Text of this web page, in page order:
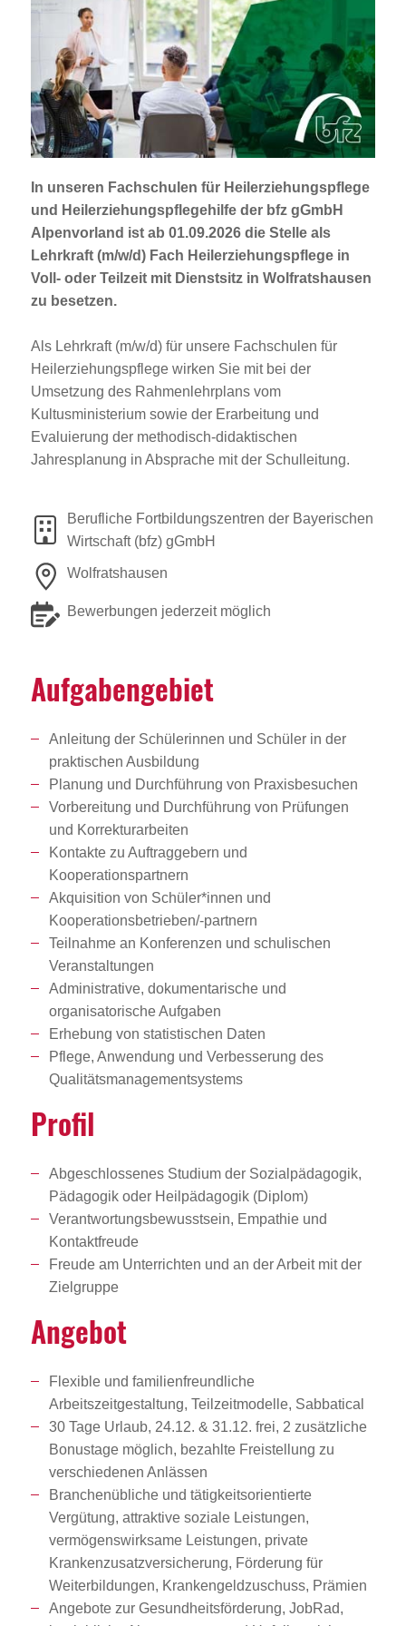
Jobportal
Presse und Medien
bbw e. V.
Karriere
Presse
News Archiv
In unseren Fachschulen für Heilerziehungspflege
und Heilerziehungspflegehilfe der bfz gGmbH
Alpenvorland ist ab 01.09.2026 die Stelle als
Lehrkraft (m/w/d) Fach Heilerziehungspflegein
Voll- oder Teilzeit mit Dienstsitz in Wolfratshausen
zu besetzen.
Als Lehrkraft (m/w/d) für unsere Fachschulen für
Heilerziehungspflege wirken Sie mit bei der
Umsetzung des Rahmenlehrplans vom
Kultusministerium sowie der Erarbeitung und
Evaluierung der methodisch-didaktischen
Jahresplanung in Absprache mit der Schulleitung.
Berufliche Fortbildungszentren der Bayerischen
Wirtschaft (bfz) gGmbH
Wolfratshausen
Bewerbungen jederzeit möglich
Aufga­ben­ge­biet
Anleitung der Schülerinnen und Schüler in der
praktischen Ausbildung
Planung und Durchführung von Praxisbesuchen
Vorbereitung und Durchführung von Prüfungen
und Korrekturarbeiten
Kontakte zu Auftraggebern und
Kooperationspartnern
Akquisition von Schüler*innen und
Kooperationsbetrieben/-partnern
Teilnahme an Konferenzen und schulischen
Veranstaltungen
Administrative, dokumentarische und
organisatorische Aufgaben
Erhebung von statistischen Daten
Pflege, Anwendung und Verbesserung des
Qualitätsmanagementsystems
Profil
Abgeschlossenes Studium der Sozialpädagogik,
Pädagogik oder Heilpädagogik (Diplom)
Verantwortungsbewusstsein, Empathie und
Kontaktfreude
Freude am Unterrichten und an der Arbeit mit der
Zielgruppe
Angebot
Flexible und familienfreundliche
Arbeitszeitgestaltung, Teilzeitmodelle, Sabbatical
30 Tage Urlaub, 24.12. & 31.12. frei, 2 zusätzliche
Bonustage möglich, bezahlte Freistellung zu
verschiedenen Anlässen
Branchenübliche und tätigkeitsorientierte
Vergütung, attraktive soziale Leistungen,
vermögenswirksame Leistungen, private
Krankenzusatzversicherung, Förderung für
Weiterbildungen, Krankengeldzuschuss, Prämien
Angebote zur Gesundheitsförderung, JobRad,